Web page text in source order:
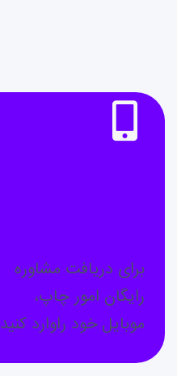
برای دریافت مشاوره
رایگان امور چاپ،
موبایل خود راوارد کنید